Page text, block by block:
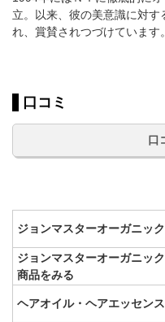
立。以来、彼の美意識に対
れ、賞賛されつづけています。
口コミ
口
ジョンマスターオーガニッ
ジョンマスターオーガニッ
商品をみる
ヘアオイル・ヘアエッセン